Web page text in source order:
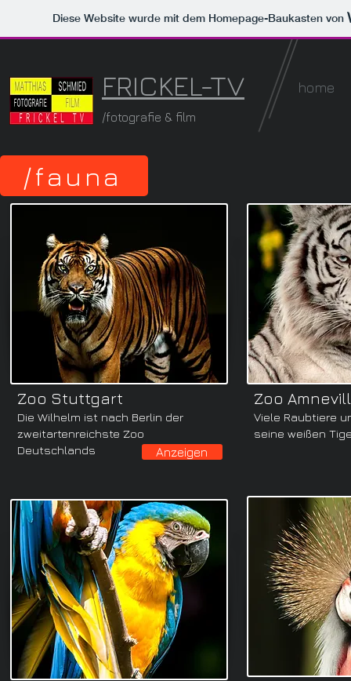
Diese Website wurde mit dem Homepage-Baukasten von
FRICKEL-TV
/fotografie & film
home
Zoo Stuttgart
Die Wilhelm ist nach Berlin der
zweitartenreichste Zoo
Deutschlands
Anzeigen
Zoo
Viele Raubtiere
seine weißen
/fauna